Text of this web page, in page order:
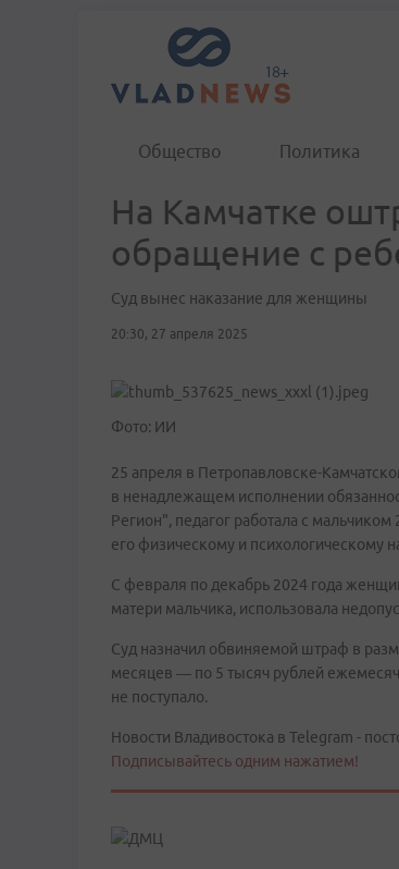
Общество Политика
На Камчатке
обращение с
Суд вынес наказание для женщины
20:30, 27 апреля 2025
Фото: ИИ
25 апреля в Петропавловске-
в ненадлежащем исполнении
Регион", педагог работала с
его физическому и психологическому
С февраля по декабрь 2024 года
матери мальчика, использовала
Суд назначил обвиняемой штраф в
месяцев — по 5 тысяч рублей
не поступало.
Новости Владивостока в Telegram -
Подписывайтесь одним нажатием!